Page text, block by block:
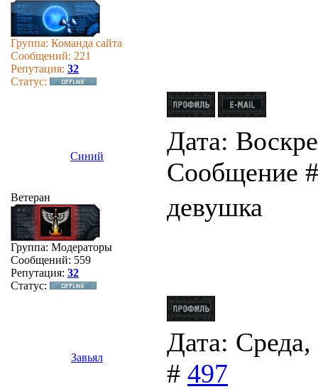
Группа: Команда сайта
Сообщений: 221
Репутация: 32
Статус:
Синий
Дата:
Сообщение
Ветеран
Группа: Модераторы
Сообщений: 559
Репутация: 32
Статус:
девушка
Завьял
Дата:
# 497